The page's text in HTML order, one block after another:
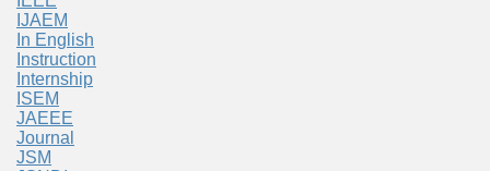
IJAEM
In English
Instruction
Internship
ISEM
JAEEE
Journal
JSM